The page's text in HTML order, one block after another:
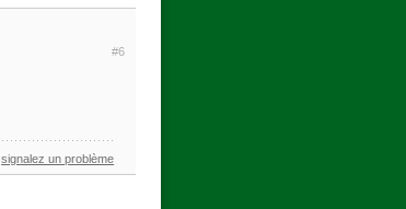
#6
signalez un problème